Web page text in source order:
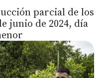
parcial de los
junio de 2024, día